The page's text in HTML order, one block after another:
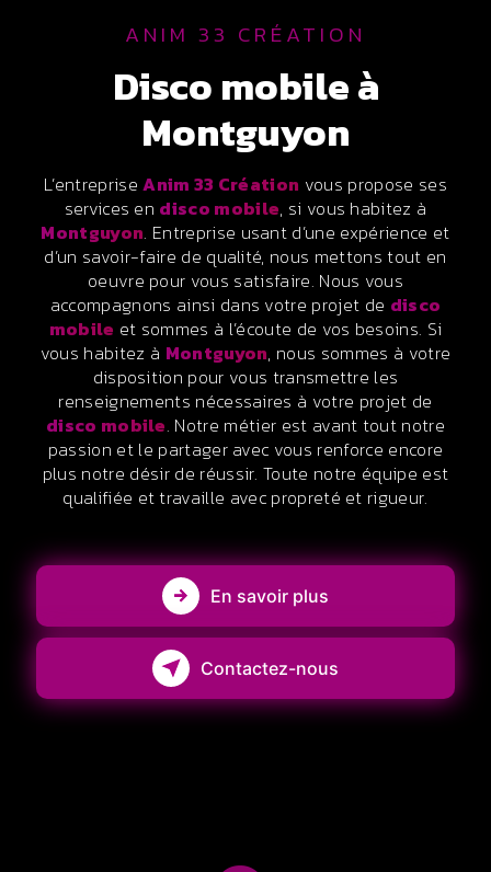
ANIM 33 CRÉATION
disco mobile à
Montguyon
L’entrepriseAnim 33 Création vous propose ses
services en disco mobile, si vous habitez à
Montguyon. Entreprise usant d’une expérience et
d’un savoir-faire de qualité, nous mettons tout en
oeuvre pour vous satisfaire. Nous vous
accompagnons ainsi dans votre projet de disco
mobile et sommes à l’écoute de vos besoins. Si
vous habitez à Montguyon, nous sommes à votre
disposition pour vous transmettre les
renseignements nécessaires à votre projet de
disco mobile. Notre métier est avant tout notre
passion et le partager avec vous renforce encore
plus notre désir de réussir. Toute notre équipe est
qualifiée et travaille avec propreté et rigueur.
En savoir plus
Contactez-nous